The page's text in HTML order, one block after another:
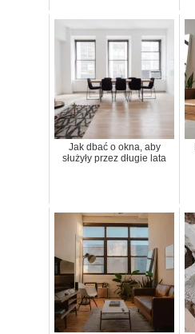
Jak dbać o okna, aby
służyły przez długie lata